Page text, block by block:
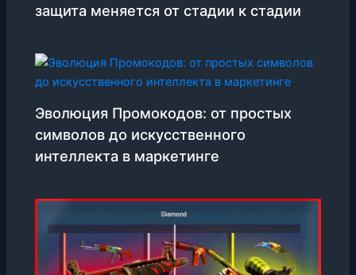
защита меняется от стадии к стадии
Эволюция Промокодов: от простых
символов до искусственного
интеллекта в маркетинге